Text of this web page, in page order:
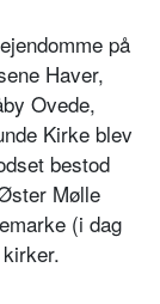
på
Haver,
Ovede,
Kirke blev
bestod
Mølle
(i dag